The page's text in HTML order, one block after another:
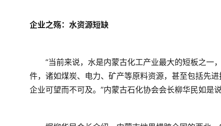
企业之殇：水资源短缺
“当前来说，水是内蒙古化工产业最大的短板之一
件，诸如煤炭、电力、矿产等原料资源，甚至包括先
企业可望而不可及。”内蒙古石化协会会长柳华民如是